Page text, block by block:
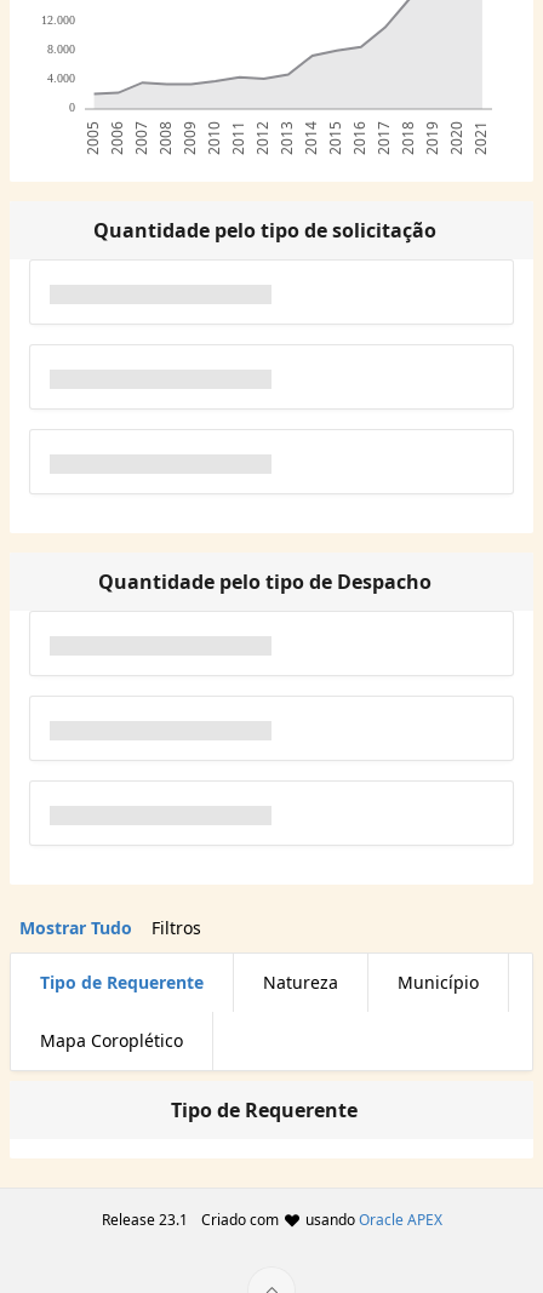
0
4.000
8.000
12.000
2005 2006 2007 2008 2009 2010 2011 2012 2013 2014 2015 2016 2017 2018 2019 2020 2021
Quantidade pelo tipo de solicitação
Quantidade pelo tipo de Despacho
Mostrar Tudo Filtros
Tipo de Requerente Natureza Município
Mapa Coroplético
Tipo de Requerente
Release 23.1 Criado com usandoOracle APEX